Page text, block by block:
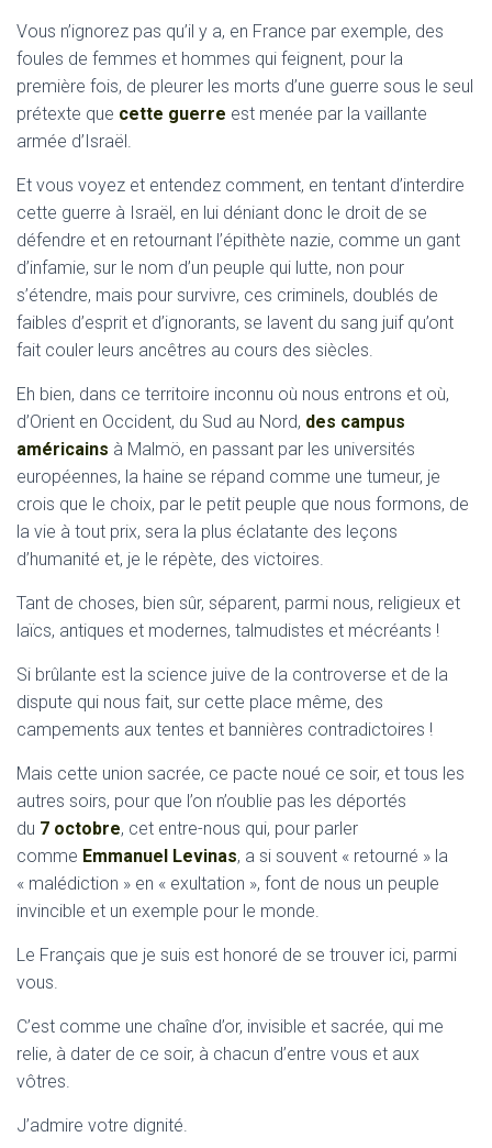
Vous n’ignorez pas qu’il y a, en France par exemple, des
foules de femmes et hommes qui feignent, pour la
première fois, de pleurer les morts d’une guerre sous le seul
prétexte que cette guerre est menée par la vaillante
armée d’Israël.
Et vous voyez et entendez comment, en tentant d’interdire
cette guerre à Israël, en lui déniant donc le droit de se
défendre et en retournant l’épithète nazie, comme un gant
d’infamie, sur le nom d’un peuple qui lutte, non pour
s’étendre, mais pour survivre, ces criminels, doublés de
faibles d’esprit et d’ignorants, se lavent du sang juif qu’ont
fait couler leurs ancêtres au cours des siècles.
Eh bien, dans ce territoire inconnu où nous entrons et où,
d’Orient en Occident, du Sud au Nord, des campus
américains à Malmö, en passant par les universités
européennes, la haine se répand comme une tumeur, je
crois que le choix, par le petit peuple que nous formons, de
la vie à tout prix, sera la plus éclatante des leçons
d’humanité et, je le répète, des victoires.
Tant de choses, bien sûr, séparent, parmi nous, religieux et
laïcs, antiques et modernes, talmudistes et mécréants !
Si brûlante est la science juive de la controverse et de la
dispute qui nous fait, sur cette place même, des
campements aux tentes et bannières contradictoires !
Mais cette union sacrée, ce pacte noué ce soir, et tous les
autres soirs, pour que l’on n’oublie pas les déportés
du 7 octobre, cet entre-nous qui, pour parler
comme Emmanuel Levinas, a si souvent « retourné » la
« malédiction » en « exultation », font de nous un peuple
invincible et un exemple pour le monde.
Le Français que je suis est honoré de se trouver ici, parmi
vous.
C’est comme une chaîne d’or, invisible et sacrée, qui me
relie, à dater de ce soir, à chacun d’entre vous et aux
vôtres.
J’admire votre dignité.